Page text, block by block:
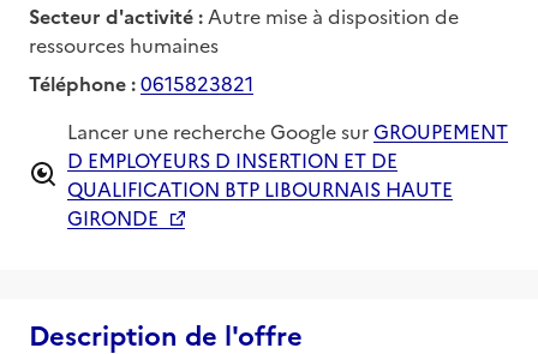
Secteur d'activité : Autre mise à disposition de
ressources humaines
Téléphone :0615823821
Lancer une recherche Google surGROUPEMENT
D EMPLOYEURS D INSERTION ET DE
QUALIFICATION BTP LIBOURNAIS HAUTE
GIRONDE
Description de l'offre